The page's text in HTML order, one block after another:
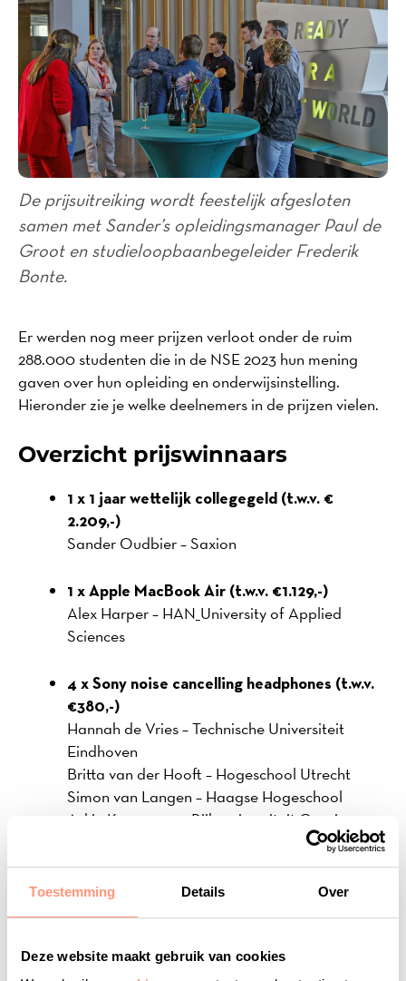
Toestemming Details Over
Deze website maakt gebruik van cookies
De prijsuitreiking wordt feestelijk afgesloten
samen met Sander’s opleidingsmanager Paul de
Groot en studieloopbaanbegeleider Frederik
Bonte.
Er werden nog meer prijzen verloot onder de ruim
288.000 studenten die in de NSE 2023 hun mening
gaven over hun opleiding en onderwijsinstelling.
Hieronder zie je welke deelnemers in de prijzen vielen.
Overzicht prijswinnaars
1 x 1 jaar wettelijk collegegeld (t.w.v. €
2.209,-)
Sander Oudbier – Saxion
1 x Apple MacBook Air (t.w.v. €1.129,-)
Alex Harper – HAN_University of Applied
Sciences
4 x Sony noise cancelling headphones (t.w.v.
€380,-)
Hannah de Vries – Technische Universiteit
Eindhoven
Britta van der Hooft – Hogeschool Utrecht
Simon van Langen – Haagse Hogeschool
Askin Kooymans – Rijksuniversiteit Groningen
400 x bon Bol.com (t.w.v. €25,-)
Bekijk de lijst met het aantal winnaars per
onderwijsinstelling
Alle prijswinnaars hebben inmiddels bericht gehad